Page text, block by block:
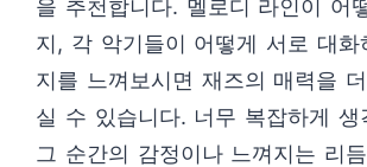
을 추천합니다. 멜로디 라인이 어
지, 각 악기들이 어떻게 서로 대화
지를 느껴보시면 재즈의 매력을
실 수 있습니다. 너무 복잡하게 생
그 순간의 감정이나 느껴지는 리